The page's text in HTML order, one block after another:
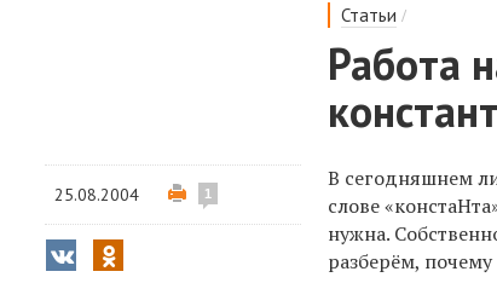
Статьи /
Работа
25.08.2004 1
В сегодняшнем
слове
нужна.
разберём,